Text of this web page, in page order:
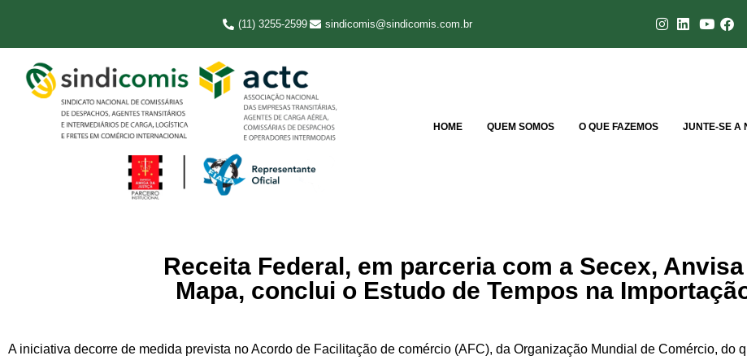
(11) 3255-2599 sindicomis@sindicomis.com.br
HOME QUEM SOMOS O QUE FAZEMOS JUNTE-SE A
Receita Federal, em parceria com a Secex, Anvisa
Mapa, conclui o Estudo de Tempos na
A iniciativa decorre de medida prevista no Acordo de Facilitação de comércio (AFC), da Organização Mundial de Comércio, do